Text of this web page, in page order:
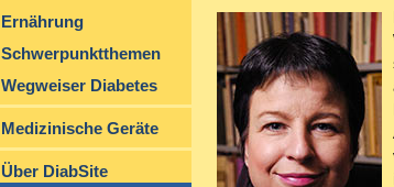
Ernährung
Schwerpunktthemen
Wegweiser Diabetes
Medizinische Geräte
Über DiabSite